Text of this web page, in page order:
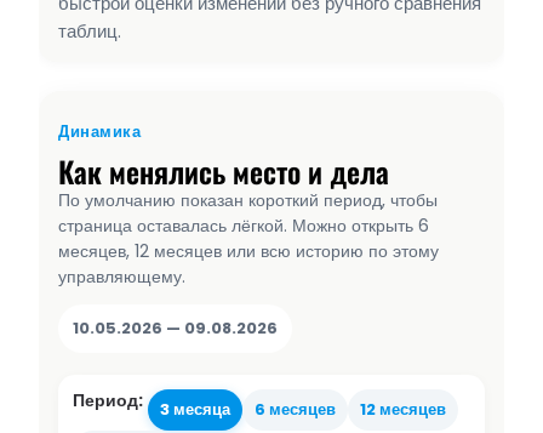
таблиц.
Динамика
Как менялись место и дела
По умолчанию показан короткий период, чтобы
страница оставалась лёгкой. Можно открыть 6
месяцев, 12 месяцев или всю историю по этому
управляющему.
10.05.2026 — 09.08.2026
Период: 3 месяца 6 месяцев
12 месяцев